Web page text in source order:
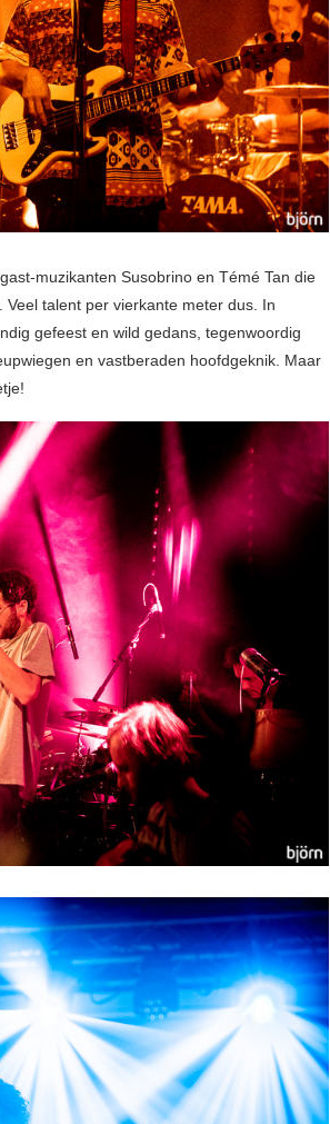
muzikanten Susobrino en Témé Tan die
talent per vierkante meter dus. In
gefeest en wild gedans, tegenwoordig
en vastberaden hoofdgeknik. Maar